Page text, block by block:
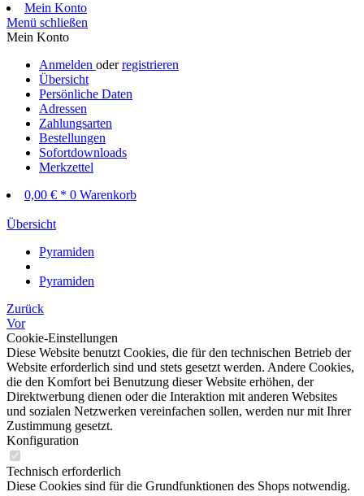
Mein Konto
Menü schließen
Mein Konto
Anmelden oderregistrieren
Übersicht
Persönliche Daten
Adressen
Zahlungsarten
Bestellungen
Sofortdownloads
Merkzettel
0,00 € * 0 Warenkorb
Übersicht
Pyramiden
Pyramiden
Zurück
Vor
Cookie-Einstellungen
Diese Website benutzt Cookies, die für den technischen Betrieb der
Website erforderlich sind und stets gesetzt werden. Andere Cookies,
die den Komfort bei Benutzung dieser Website erhöhen, der
Direktwerbung dienen oder die Interaktion mit anderen Websites
und sozialen Netzwerken vereinfachen sollen, werden nur mit Ihrer
Zustimmung gesetzt.
Konfiguration
Technisch erforderlich
Diese Cookies sind für die Grundfunktionen des Shops notwendig.